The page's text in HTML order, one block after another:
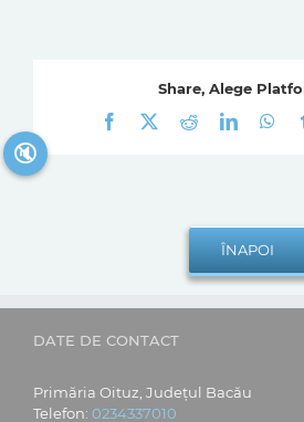
Share, Alege
Facebook
RedditLinkedIn
DATE DE CONTACT
Primăria Oituz, Județul Bacău
Telefon: 0234337010
🔇